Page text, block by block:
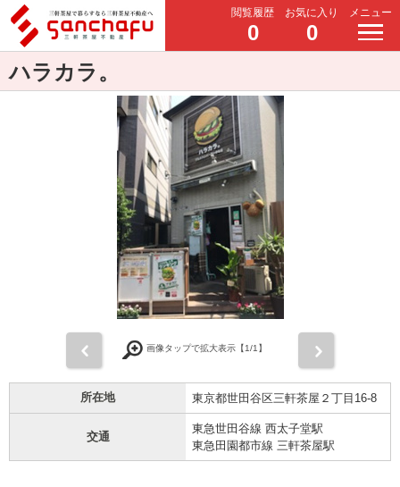
閲覧履歴
0
お気に入り
0
メニュー
ハラカラ。
画像タップで拡大表示【1/1】
所在地 東京都世田谷区三軒茶屋２丁目16-8
交通
東急世田谷線 西太子堂駅
東急田園都市線 三軒茶屋駅